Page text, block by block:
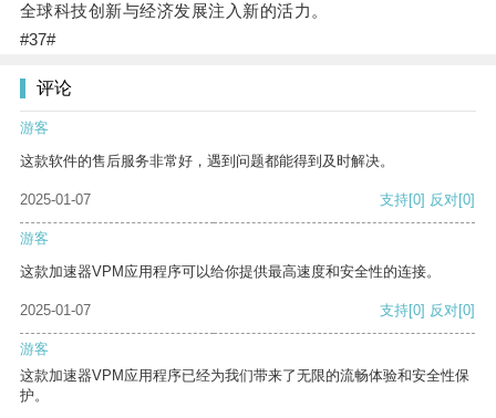
全球科技创新与经济发展注入新的活力。
#37#
评论
游客
这款软件的售后服务非常好，遇到问题都能得到及时解决。
2025-01-07 支持[0] 反对[0]
游客
这款加速器VPM应用程序可以给你提供最高速度和安全性的连接。
2025-01-07 支持[0] 反对[0]
游客
这款加速器VPM应用程序已经为我们带来了无限的流畅体验和安全性保
护。